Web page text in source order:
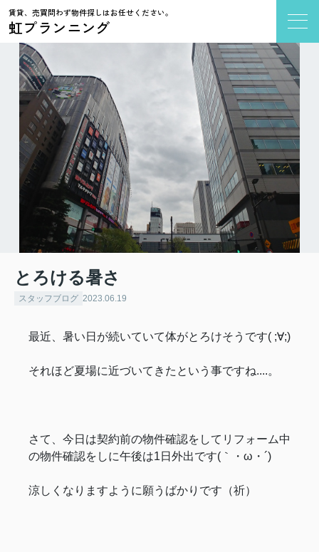
賃貸、売買問わず物件探しはお任せください。
虹プランニング
とろける暑さ
スタッフブログ 2023.06.19
最近、暑い日が続いていて体がとろけそうです( ;∀;)
それほど夏場に近づいてきたという事ですね....。
さて、今日は契約前の物件確認をしてリフォーム中
の物件確認をしに午後は1日外出です(｀・ω・´)
涼しくなりますように願うばかりです（祈）